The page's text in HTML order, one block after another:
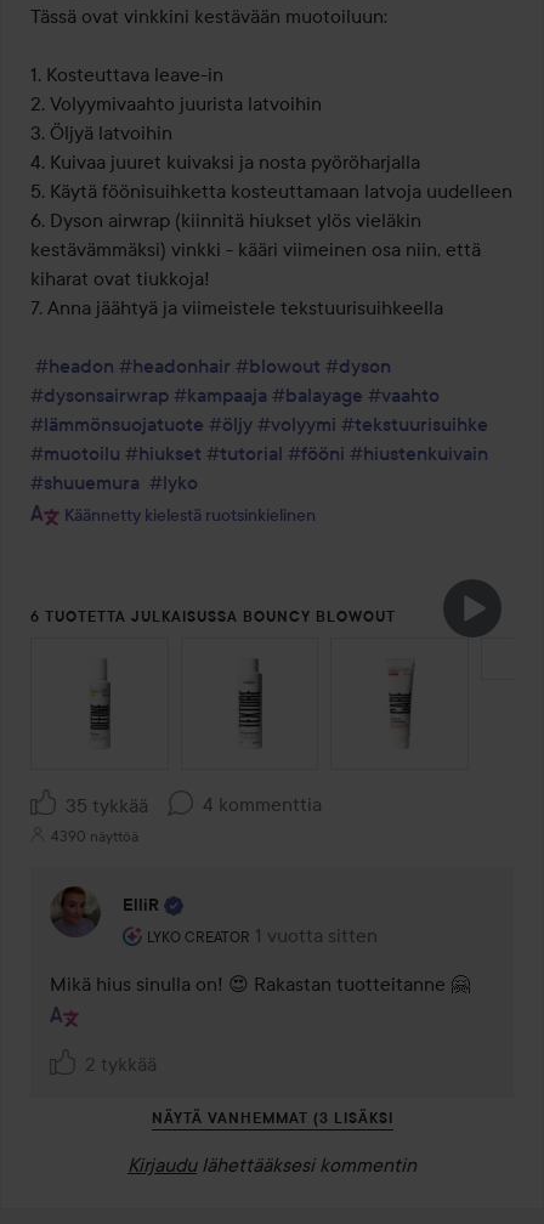
Tässä ovat vinkkini kestävään muotoiluun:
1. Kosteuttava leave-in
2. Volyymivaahto juurista latvoihin
3. Öljyä latvoihin
4. Kuivaa juuret kuivaksi ja nosta pyöröharjalla
5. Käytä föönisuihketta kosteuttamaan latvoja uudelleen
6. Dyson airwrap (kiinnitä hiukset ylös vieläkin
kestävämmäksi) vinkki - kääri viimeinen osa niin, että
kiharat ovat tiukkoja!
7. Anna jäähtyä ja viimeistele tekstuurisuihkeella
#headon #headonhair #blowout #dyson
#dysonsairwrap #kampaaja #balayage #vaahto
#lämmönsuojatuote #öljy #volyymi #tekstuurisuihke
#muotoilu #hiukset #tutorial #fööni #hiustenkuivain
#shuuemura #lyko
Käännetty kielestä ruotsinkielinen
6 TUOTETTA JULKAISUSSA BOUNCY BLOWOUT
35 tykkää 4 kommenttia
4390 näyttöä
ElliR
LYKO CREATOR
Käyttäjän rooli: Lyko Creator.
1 vuotta sitten
Kommentti lisättiin 1 vuotta sitten
Mikä hius sinulla on! 😍 Rakastan tuotteitanne 🤗
2 tykkää
NÄYTÄ VANHEMMAT (3 LISÄKSI
Kirjaudu lähettääksesi kommentin